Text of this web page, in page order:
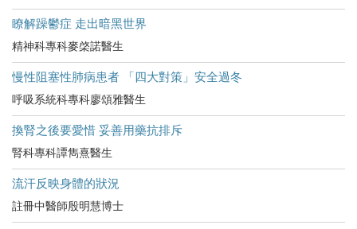
瞭解躁鬱症 走出暗黑世界
精神科專科麥棨諾醫生
慢性阻塞性肺病患者 「四大對策」安全過冬
呼吸系統科專科廖頌雅醫生
換腎之後要愛惜 妥善用藥抗排斥
腎科專科譚雋熹醫生
流汗反映身體的狀況
註冊中醫師殷明慧博士